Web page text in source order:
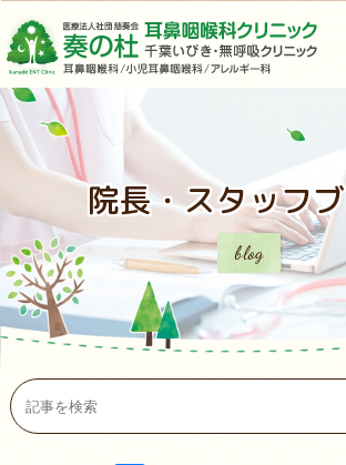
院長・スタッフ
blog